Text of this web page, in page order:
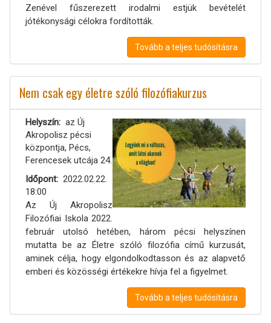
Zenével fűszerezett irodalmi estjük bevételét
jótékonysági célokra fordították.
Tovább a teljes tudósításra
Nem csak egy életre szóló filozófiakurzus
Helyszín
az Új
Akropolisz pécsi
központja, Pécs,
Ferencesek utcája 24.
Időpont
2022.02.22.
18:00
Az Új Akropolisz
Filozófiai Iskola 2022.
február utolsó hetében, három pécsi helyszínen
mutatta be az Életre szóló filozófia című kurzusát,
aminek célja, hogy elgondolkodtasson és az alapvető
emberi és közösségi értékekre hívja fel a figyelmet.
Tovább a teljes tudósításra